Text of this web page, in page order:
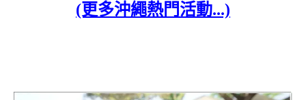
(更多沖繩熱門活動...)